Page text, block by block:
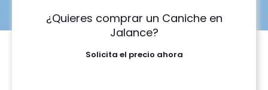
¿Quieres comprar un Caniche en
Jalance?
Solicita el precio ahora